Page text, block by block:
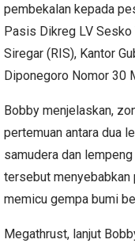
pembekalan kepada
Pasis Dikreg LV Sesko
Siregar (RIS), Kantor
Diponegoro Nomor 30
Bobby menjelaskan,
pertemuan antara dua
samudera dan
tersebut
memicu gempa bumi
Megathrust, lanjut